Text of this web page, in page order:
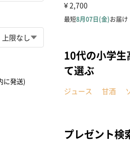
に発送)
10代の小学
て選ぶ
ジュース 甘酒
プレゼント検